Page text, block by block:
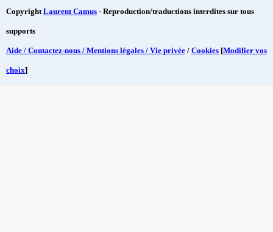
CopyrightLaurent Camus - Reproduction/traductions interdites sur tous
supports
Aide / Contactez-nous / Mentions légales / Vie privée / Cookies [Modifier vos
choix]